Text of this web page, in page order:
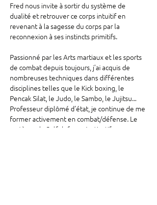
Fred nous invite à sortir du système de
dualité et retrouver ce corps intuitif en
revenant à la sagesse du corps par la
reconnexion à ses instincts primitifs.
Passionné par les Arts martiaux et les sports
de combat depuis toujours, j'ai acquis de
nombreuses techniques dans différentes
disciplines telles que le Kick boxing, le
Pencak Silat, le Judo, le Sambo, le Jujitsu...
Professeur diplômé d’état, je continue de me
former activement en combat/défense. Le
système de Self defense instinctif que